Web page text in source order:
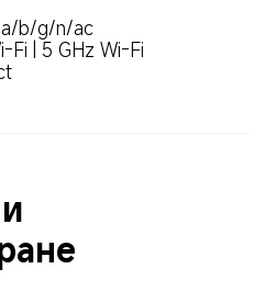
b/g/n/ac
| 5 GHz Wi-Fi